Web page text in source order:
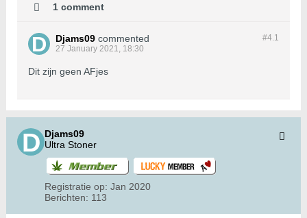
1 comment
#4.1
Djams09 commented
27 January 2021, 18:30
Dit zijn geen AFjes
Djams09
Ultra Stoner
Registratie op: Jan 2020
Berichten: 113